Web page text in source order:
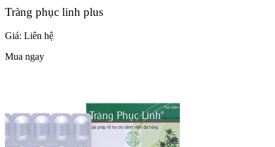
Tràng phục linh plus
Giá: Liên hệ
Mua ngay